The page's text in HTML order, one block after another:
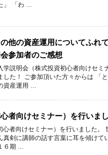
「わ ...
他の資産運用についてふれ
参加者のご感想
学説明会（株式投資初心者向けセミ
た！ ご参加頂いた方々からは 「と
資産運用 ...
者向けセミナー）を行いまし
者向けセミナー）を行いました。
真剣に講師の話す言葉に耳を傾けて
期 ...